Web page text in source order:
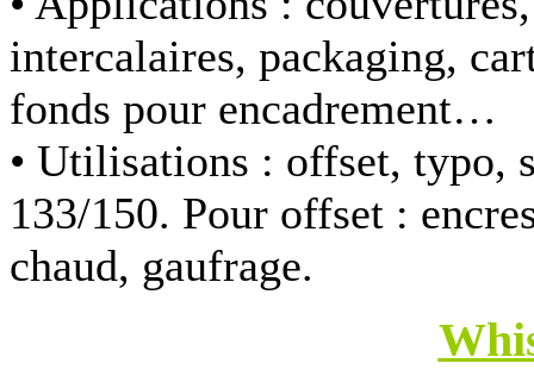
intercalaires, packaging,
fonds pour encadrement…
• Utilisations : offset, typo,
133/150. Pour offset :
chaud, gaufrage.